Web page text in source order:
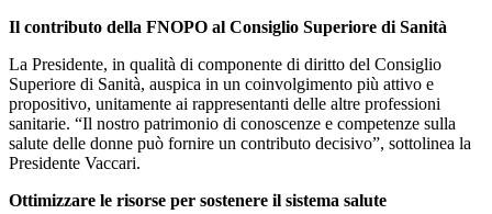
Il contributo della FNOPO al Consiglio Superiore di Sanità
La Presidente, in qualità di componente di diritto del Consiglio
Superiore di Sanità, auspica in un coinvolgimento più attivo e
propositivo, unitamente ai rappresentanti delle altre professioni
sanitarie. “Il nostro patrimonio di conoscenze e competenze sulla
salute delle donne può fornire un contributo decisivo”, sottolinea la
Presidente Vaccari.
Ottimizzare le risorse per sostenere il sistema salute